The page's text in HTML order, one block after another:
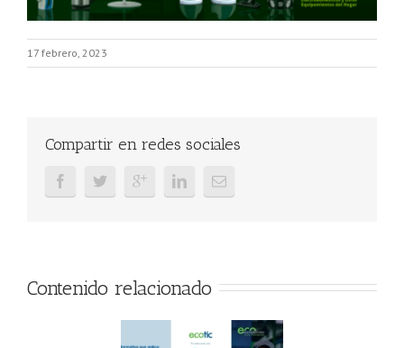
17 febrero, 2023
Compartir en redes sociales
Contenido relacionado